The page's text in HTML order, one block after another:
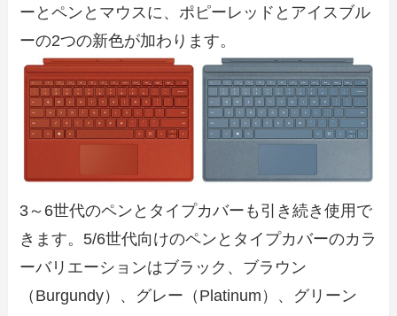
ーとペンとマウスに、ポピーレッドとアイスブル
ーの2つの新色が加わります。
3～6世代のペンとタイプカバーも引き続き使用で
きます。5/6世代向けのペンとタイプカバーのカラ
ーバリエーションはブラック、ブラウン
（Burgundy）、グレー（Platinum）、グリーン